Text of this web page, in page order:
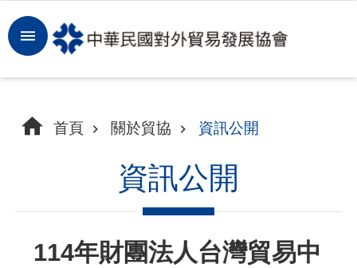
跳到主要內容區塊
登
入
拓
首頁 關於貿協 資訊公開
資訊公開
114年財團法人台灣貿易中